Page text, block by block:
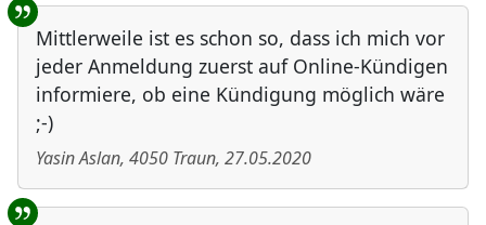
Mittlerweile ist es schon so, dass ich mich vor
jeder Anmeldung zuerst auf Online-Kündigen
informiere, ob eine Kündigung möglich wäre
;-)
Yasin Aslan, 4050 Traun, 27.05.2020